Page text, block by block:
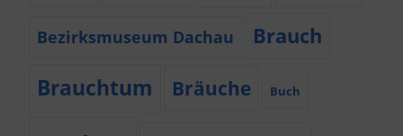
Bezirksmuseum Dachau Brauch
Brauchtum Bräuche Buch